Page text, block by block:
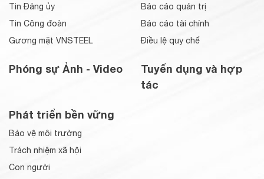
Tin Đảng ủy
Tin Công đoàn
Gương mặt VNSTEEL
Phóng sự Ảnh - Video
Báo cáo quản trị
Báo cáo tài chính
Điều lệ quy chế
Tuyển dụng và hợp
tác
Phát triển bền vững
Bảo vệ môi trường
Trách nhiệm xã hội
Con người